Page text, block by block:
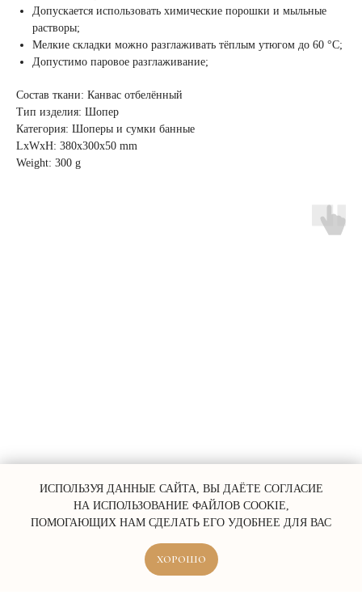
ИСПОЛЬЗУЯ ДАННЫЕ САЙТА, ВЫ ДАЁТЕ СОГЛАСИЕ
НА ИСПОЛЬЗОВАНИЕ ФАЙЛОВ COOKIE,
ПОМОГАЮЩИХ НАМ СДЕЛАТЬ ЕГО УДОБНЕЕ ДЛЯ ВАС
ХОРОШО
Допускается использовать химические порошки и мыльные
растворы;
Мелкие складки можно разглаживать тёплым утюгом до 60 °C;
Допустимо паровое разглаживание;
Состав ткани: Канвас отбелённый
Тип изделия: Шопер
Категория: Шоперы и сумки банные
LxWxH: 380x300x50 mm
Weight: 300 g